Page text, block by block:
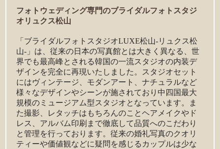
フォトウェディング専門のブライダルフォトスタジ
オリュクス松山
「ブライダルフォトスタジオLUXE松山-リュクス松
山-」は、従来の日本の写真館とは大きく異なる、世
界でも最高峰とされる韓国の一流スタジオの内装デ
ザインを完全に再現いたしました。スタジオセット
にはヴィンテージ、モダンアート、ナチュラルなど
様々なデザインやシーンが施されており中四国最大
規模のミュージアム型スタジオとなっています。ま
た撮影、レタッチはもちろんのことヘアメイクやド
レス、アルバム印刷まで徹底して品質へのこだわり
と管理を行っております。従来の婚礼写真のクオリ
ティーや価値観などに疑問を感じるカップルは少な